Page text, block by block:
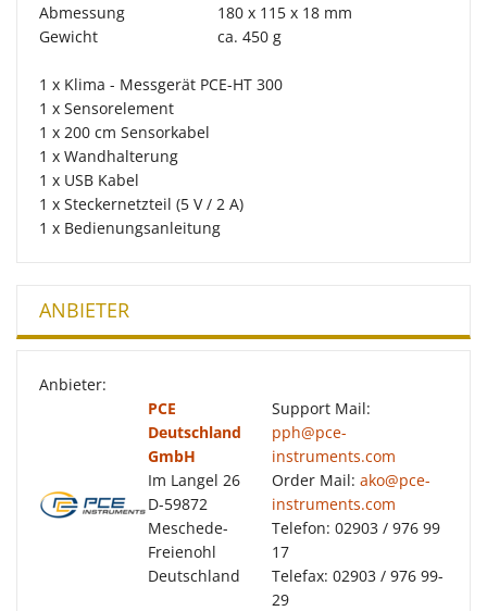
Abmessung
180 x 115 x 18 mm
Gewicht
ca. 450 g
1 x Klima - Messgerät PCE-HT 300
1 x Sensorelement
1 x 200 cm Sensorkabel
1 x Wandhalterung
1 x USB Kabel
1 x Steckernetzteil (5 V / 2 A)
1 x Bedienungsanleitung
ANBIETER
Anbieter:
PCE
Deutschland
GmbH
Im Langel 26
D-59872
Meschede-
Freienohl
Deutschland
Support Mail:
pph@pce-
instruments.com
Order Mail: ako@pce-
instruments.com
Telefon: 02903 / 976 99
17
Telefax: 02903 / 976 99-
29